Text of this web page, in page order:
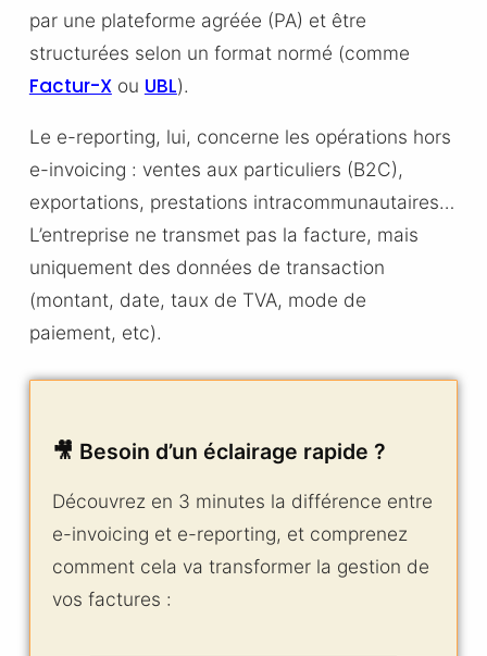
par une plateforme agréée (PA) et être
structurées selon un format normé (comme
Factur-Xou UBL).
Le e-reporting, lui, concerne les opérations hors
e-invoicing : ventes aux particuliers (B2C),
exportations, prestations intracommunautaires…
L’entreprise ne transmet pas la facture, mais
uniquement des données de transaction
(montant, date, taux de TVA, mode de
paiement, etc).
🎥 Besoin d’un éclairage rapide ?
Découvrez en 3 minutes la différence entre
e-invoicing et e-reporting, et comprenez
comment cela va transformer la gestion de
vos factures :